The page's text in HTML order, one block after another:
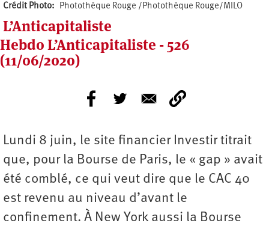
Crédit Photo Photothèque Rouge /Photothèque Rouge/MILO
L’Anticapitaliste
Hebdo L’Anticapitaliste - 526
(11/06/2020)
Lundi 8 juin, le site financier Investir titrait
que, pour la Bourse de Paris, le « gap » avait
été comblé, ce qui veut dire que le CAC 40
est revenu au niveau d’avant le
confinement. À New York aussi la Bourse